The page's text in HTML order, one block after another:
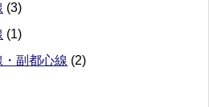
(3)
(1)
副都心線 (2)